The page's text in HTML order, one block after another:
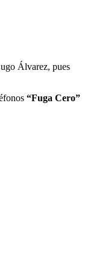
Álvarez, pues
“Fuga Cero”